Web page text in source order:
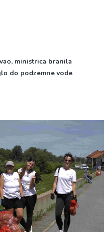
ministrica branila
do podzemne vode